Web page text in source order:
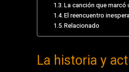
La canción que marcó
El reencuentro
Relacionado
La historia y